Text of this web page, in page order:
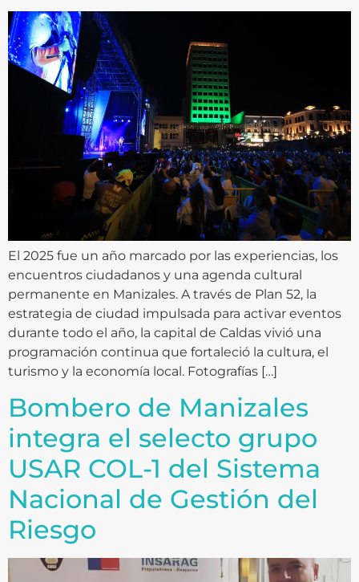
El 2025 fue un año marcado por las experiencias, los
encuentros ciudadanos y una agenda cultural
permanente en Manizales. A través de Plan 52, la
estrategia de ciudad impulsada para activar eventos
durante todo el año, la capital de Caldas vivió una
programación continua que fortaleció la cultura, el
turismo y la economía local. Fotografías […]
Bombero de Manizales
integra el selecto grupo
USAR COL-1 del Sistema
Nacional de Gestión del
Riesgo